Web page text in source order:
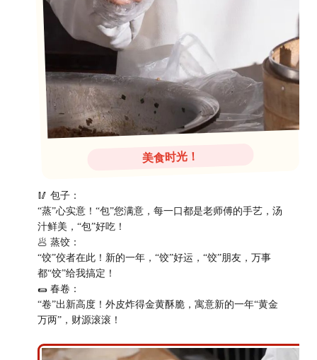
美食时光！
🥢 包子：
“蒸”心实意！“包”您满意，每一口都是老师傅的手艺，汤
汁鲜美，“包”好吃！
🥟 蒸饺：
“饺”佼者在此！新的一年，“饺”好运，“饺”朋友，万事
都“饺”给我搞定！
🌯 春卷：
“卷”出新高度！外皮炸得金黄酥脆，寓意新的一年“黄金
万两”，财源滚滚！